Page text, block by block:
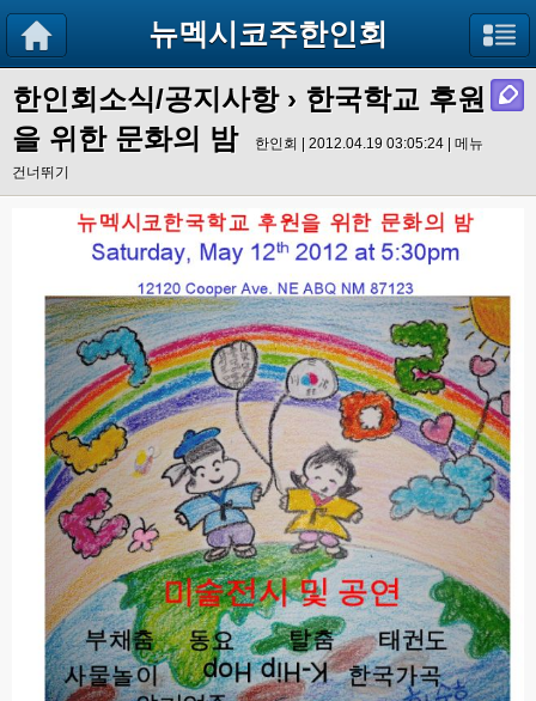
뉴멕시코주한인회
한인회소식/공지사항› 한국학교 후원
을 위한 문화의 밤
한인회 | 2012.04.19 03:05:24 | 메뉴
건너뛰기